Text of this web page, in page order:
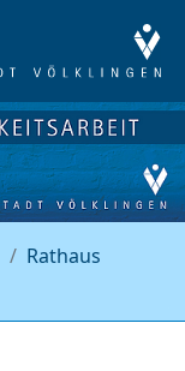
Rathaus